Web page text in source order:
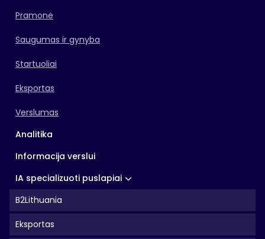
Pramonė
Saugumas ir gynyba
Startuoliai
Eksportas
Verslumas
Analitika
Informacija verslui
IA specializuoti puslapiai
B2Lithuania
Eksportas